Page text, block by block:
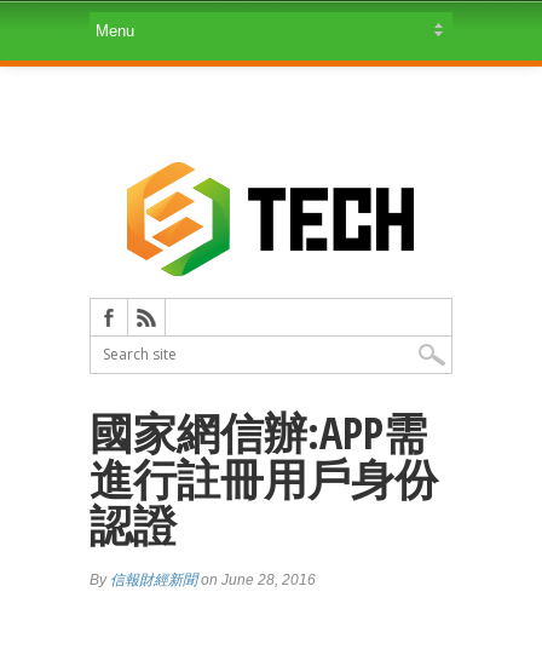
國家網信辦:APP需
進行註冊用戶身份
認證
By 信報財經新聞on June 28, 2016